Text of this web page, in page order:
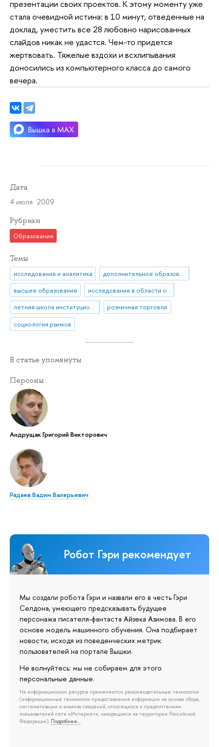
презентации своих проектов. К этому моменту уже
стала очевидной истина: в 10 минут, отведенные на
доклад, уместить все 28 любовно нарисованных
слайдов никак не удастся. Чем-то придется
жертвовать. Тяжелые вздохи и всхлипывания
доносились из компьютерного класса до самого
вечера.
Дата
4 июля 2009
Рубрики
Образование
Темы
исследования и аналитика
дополнительное образование
высшее образование
исследования в области образования
летняя школа институционального анализа
розничная торговля
социология рынков
В статье упомянуты
Персоны
Андрущак Григорий Викторович
Радаев Вадим Валерьевич
Робот Гэри рекомендует
Мы создали робота Гэри и назвали его в честь Гэри
Селдона, умеющего предсказывать будущее
персонажа писателя-фантаста Айзека Азимова. В его
основе модель машинного обучения. Она подбирает
новости, исходя из поведенческих метрик
пользователей на портале Вышки.
Не волнуйтесь: мы не собираем для этого
персональные данные.
На информационном ресурсе применяются рекомендательные технологии
(информационные технологии предоставления информации на основе сбора,
систематизации и анализа сведений, относящихся к предпочтениям
пользователей сети «Интернет», находящихся на территории Российской
Федерации). Подробнее…